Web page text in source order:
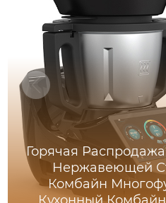
Горячая
Нержавеющей
Комбайн